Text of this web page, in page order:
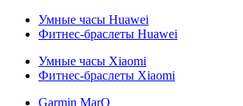
Умные часы Huawei
Фитнес-браслеты Huawei
Умные часы Xiaomi
Фитнес-браслеты Xiaomi
Garmin MarQ